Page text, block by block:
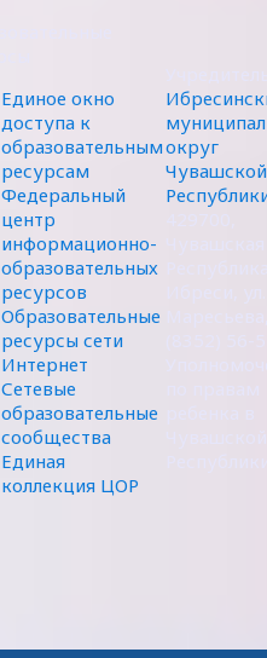
Единое окно
доступа к
образовательным
ресурсам
Федеральный
центр
информационно-
образовательных
ресурсов
Образовательные
ресурсы сети
Интернет
Сетевые
образовательные
сообщества
Единая
коллекция ЦОР
округ
Чувашской